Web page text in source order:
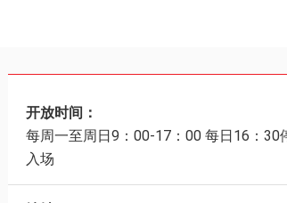
开放时间：
每周一至周日9：00-17：00 每日16：30
入场